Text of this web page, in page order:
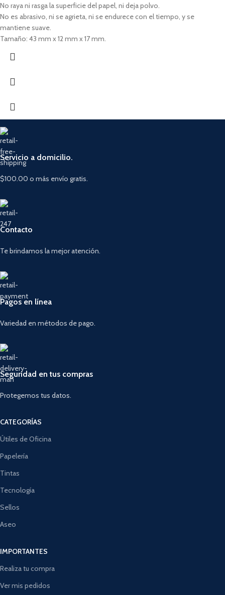
No raya ni rasga la superficie del papel, ni deja polvo.
No es abrasivo, ni se agrieta, ni se endurece con el tiempo, y se
mantiene suave.
Tamaño: 43 mm x 12 mm x 17 mm.
Servicio a domicilio.
$100.00 o más envío gratis.
Contacto
Te brindamos la mejor atención.
Pagos en línea
Variedad en métodos de pago.
Seguridad en tus compras
Protegemos tus datos.
CATEGORÍAS
Útiles de Oficina
Papelería
Tintas
Tecnología
Sellos
Aseo
IMPORTANTES
Realiza tu compra
Ver mis pedidos